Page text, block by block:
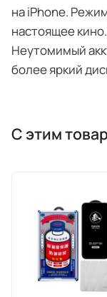
на iPhone.
настоящее
Неутомимый
более яркий
С этим